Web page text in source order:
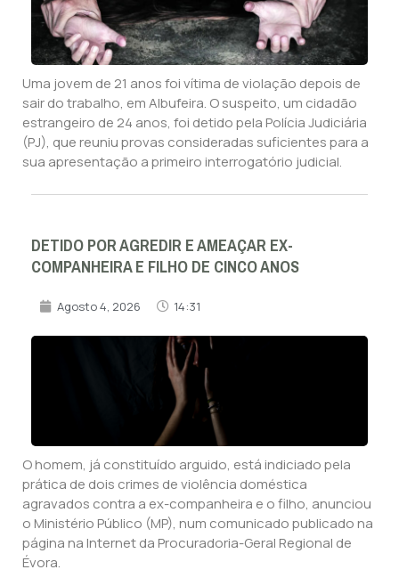
Uma jovem de 21 anos foi vítima de violação depois de
sair do trabalho, em Albufeira. O suspeito, um cidadão
estrangeiro de 24 anos, foi detido pela Polícia Judiciária
(PJ), que reuniu provas consideradas suficientes para a
sua apresentação a primeiro interrogatório judicial.
DETIDO POR AGREDIR E AMEAÇAR EX-
COMPANHEIRA E FILHO DE CINCO ANOS
Agosto 4, 2026 14:31
O homem, já constituído arguido, está indiciado pela
prática de dois crimes de violência doméstica
agravados contra a ex-companheira e o filho, anunciou
o Ministério Público (MP), num comunicado publicado na
página na Internet da Procuradoria-Geral Regional de
Évora.